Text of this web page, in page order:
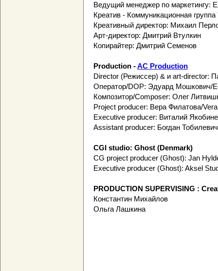
Ведущий менеджер по маркетингу:
Креатив - Коммуникационная группа
Креативный директор: Михаил
Арт-директор: Дмитрий Втулкин
Копирайтер: Дмитрий Семенов
Production -AC Production
Director (Режиссер) & и art-director:
Оператор/DOP: Эдуард Мошкович/
Композитор/Composer: Олег
Project producer: Вера Филатова/
Executive producer: Виталий
Assistant producer: Богдан
CGI studio: Ghost (Denmark)
CG project producer (Ghost): Jan
Executive producer (Ghost): Aksel
PRODUCTION SUPERVISING :
Константин Михайлов
Ольга Лашкина